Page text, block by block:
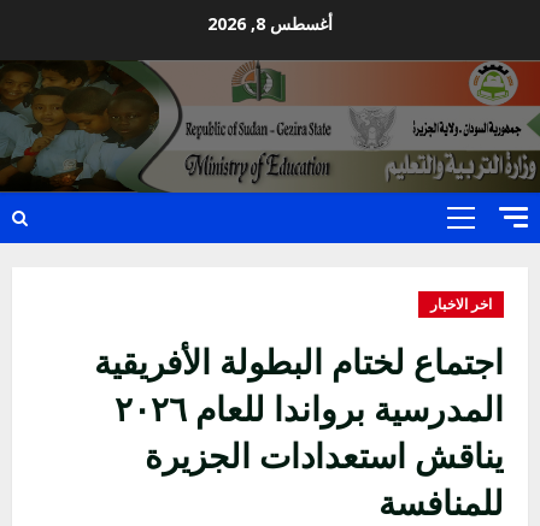
content
أغسطس 8, 2026
Primary
اخر الاخبار
اجتماع لختام البطولة الأفريقية
المدرسية برواندا للعام ٢٠٢٦
يناقش استعدادات الجزيرة
للمنافسة